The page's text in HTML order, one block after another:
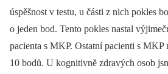
úspěšnost v testu, u části z nich pokles
o jeden bod. Tento pokles nastal
pacienta s MKP. Ostatní pacienti s
10 bodů. U kognitivně zdravých osob